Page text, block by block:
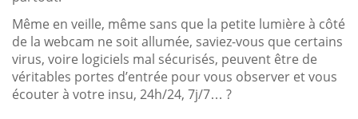
Même en veille, même sans que la petite lumière à côté
de la webcam ne soit allumée, saviez-vous que certains
virus, voire logiciels mal sécurisés, peuvent être de
véritables portes d’entrée pour vous observer et vous
écouter à votre insu, 24h/24, 7j/7… ?